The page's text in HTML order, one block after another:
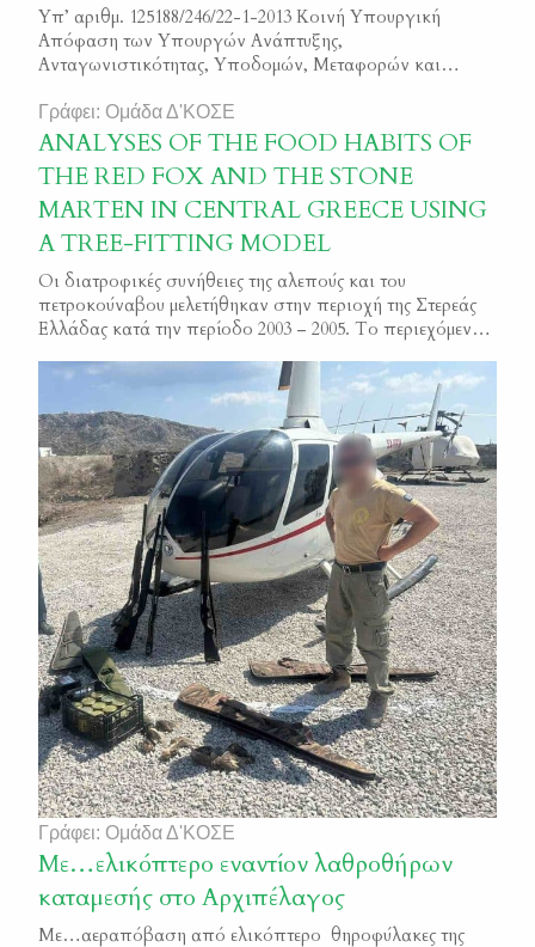
Υπ’ αριθμ. 125188/246/22-1-2013 Κοινή Υπουργική
Απόφαση των Υπουργών Ανάπτυξης,
Ανταγωνιστικότητας, Υποδομών, Μεταφορών και
Αλλαγής σχετικά με την “Εμπορεία των ειδών της άγριας
πανίδας και της αυτοφυούς χλωρίδας” Φ.Ε.Κ. 285/Β/2013
Γράφει: Ομάδα Δ'ΚΟΣΕ
ANALYSES OF THE FOOD HABITS OF
THE RED FOX AND THE STONE
MARTEN IN CENTRAL GREECE USING
A TREE-FITTING MODEL
Οι διατροφικές συνήθειες της αλεπούς και του
πετροκούναβου μελετήθηκαν στην περιοχή της Στερεάς
Ελλάδας κατά την περίοδο 2003 – 2005. Το περιεχόμενο
πετροκούναβα χαρακτηρίστηκε βάση της προέλευσής
του, σε έξι διακριτές κατηγορίες (θηλαστικά, πουλιά,
φυτά, αρθρόποδα, ερπετά- αμφίβια και άλλα). Τα
δείγματα συλλέχθηκαν από διάφορες περιοχές όπου
ασκείται […]
Γράφει: Ομάδα Δ'ΚΟΣΕ
Mε…ελικόπτερο εναντίον λαθροθήρων
καταμεσής στο Αρχιπέλαγος
Με…αεραπόβαση από ελικόπτερο θηροφύλακες της